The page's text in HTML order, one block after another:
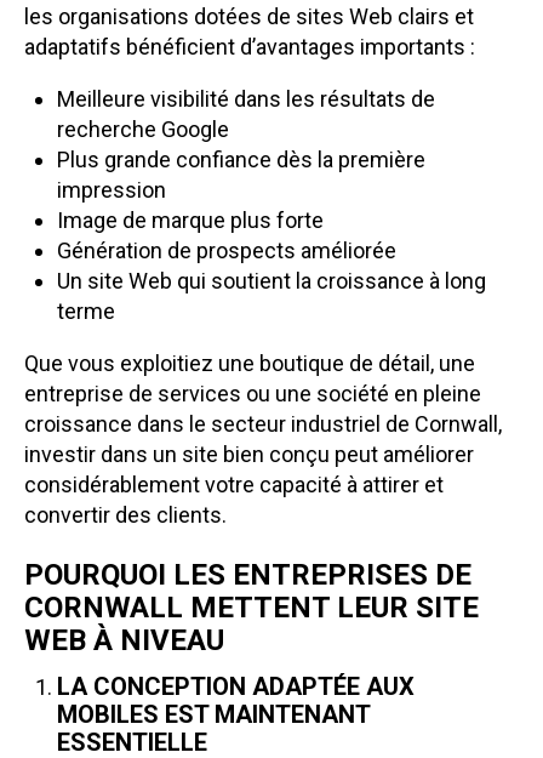
les organisations dotées de sites Web clairs et
adaptatifs bénéficient d’avantages importants :
Meilleure visibilité dans les résultats de
recherche Google
Plus grande confiance dès la première
impression
Image de marque plus forte
Génération de prospects améliorée
Un site Web qui soutient la croissance à long
terme
Que vous exploitiez une boutique de détail, une
entreprise de services ou une société en pleine
croissance dans le secteur industriel de Cornwall,
investir dans un site bien conçu peut améliorer
considérablement votre capacité à attirer et
convertir des clients.
POURQUOI LES ENTREPRISES DE
CORNWALL METTENT LEUR SITE
WEB À NIVEAU
LA CONCEPTION ADAPTÉE AUX
MOBILES EST MAINTENANT
ESSENTIELLE